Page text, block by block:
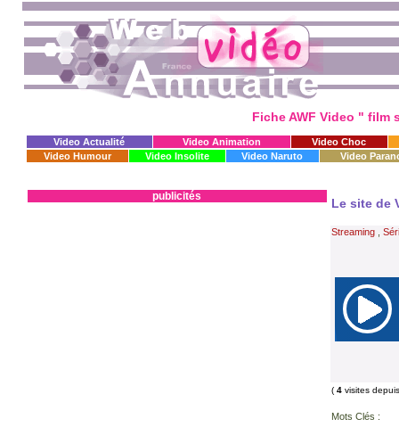
Fiche AWF Video " film
Video Actualité Video Animation
Video Choc
Video Humour
Video Insolite Video Naruto Video
publicités Le site de
Streaming,
( 4visites
Mots Clés :